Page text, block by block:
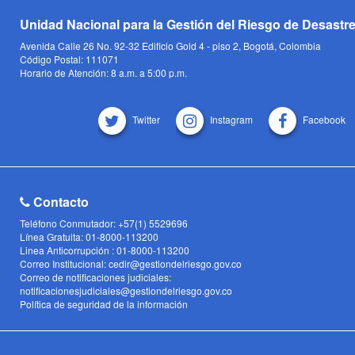
Unidad Nacional para la Gestión del Riesgo de
Avenida Calle 26 No. 92-32 Edificio Gold 4 - piso 2, Bogotá, Colombia
Código Postal: 111071
Horario de Atención: 8 a.m. a 5:00 p.m.
Twitter Instagram Facebook
Contacto
Teléfono Conmutador: +57(1) 5529696
Línea Gratuita: 01-8000-113200
Linea Anticorrupción : 01-8000-113200
Correo Institucional: cedir@gestiondelriesgo.gov.co
Correo de notificaciones judiciales:
notificacionesjudiciales@gestiondelriesgo.gov.co
Política de seguridad de la información